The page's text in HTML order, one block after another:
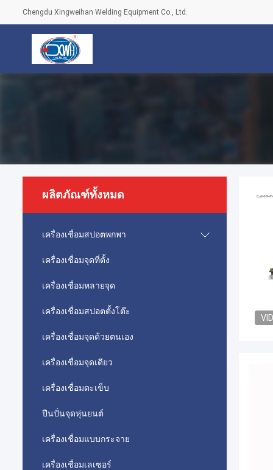
Chengdu Xingweihan Welding Equipment Co., Ltd.
ผลิตภัณฑ์ทั้งหมด
เครื่องเชื่อมสปอตพกพา
เครื่องเชื่อมจุดที่ตั้ง
เครื่องเชื่อมหลายจุด
เครื่องเชื่อมสปอตตั้งโต๊ะ
เครื่องเชื่อมจุดด้วยตนเอง
เครื่องเชื่อมจุดเดียว
เครื่องเชื่อมตะเข็บ
ปืนปั่นจุดหุ่นยนต์
เครื่องเชื่อมแบบกระจาย
เครื่องเชื่อมเลเซอร์